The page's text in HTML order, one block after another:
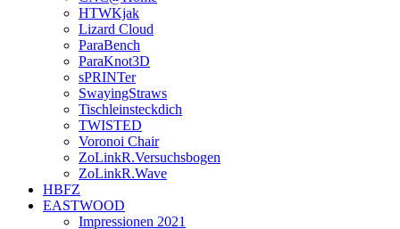
HTWKjak
Lizard Cloud
ParaBench
ParaKnot3D
sPRINTer
SwayingStraws
Tischleinsteckdich
TWISTED
Voronoi Chair
ZoLinkR.Versuchsbogen
ZoLinkR.Wave
HBFZ
EASTWOOD
Impressionen 2021